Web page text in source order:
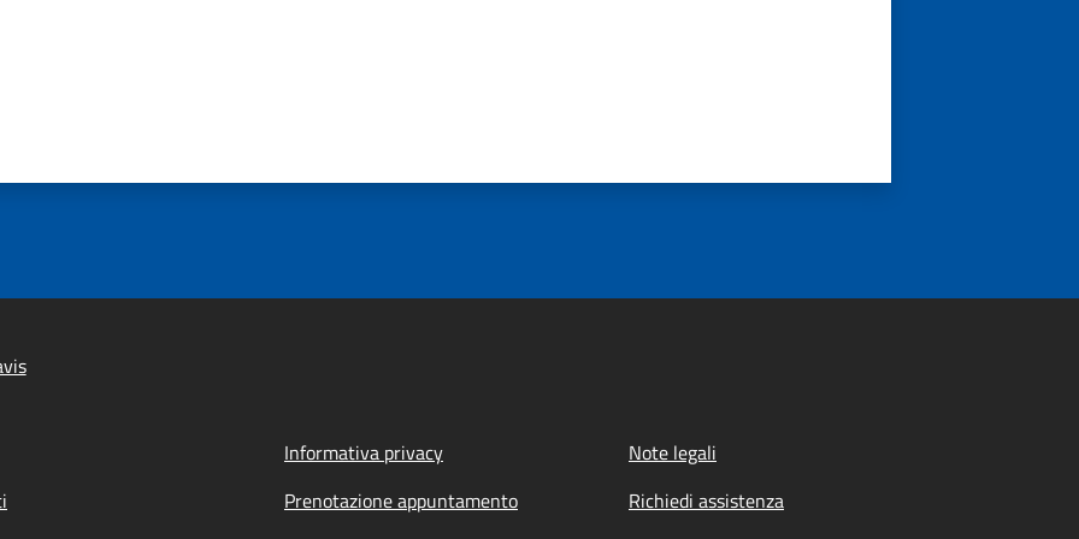
Informativa privacy
Note legali
Prenotazione appuntamento
Richiedi assistenza